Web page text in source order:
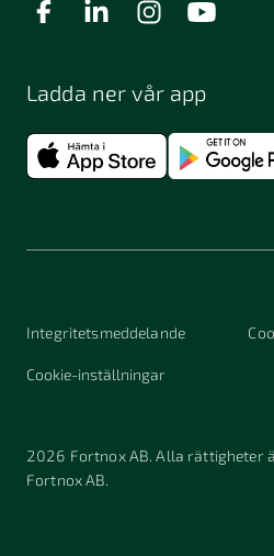
Ladda ner vår app
Integritetsmeddelande
Cookie-inställningar
2026 Fortnox AB. Alla rättigheter
Fortnox AB.